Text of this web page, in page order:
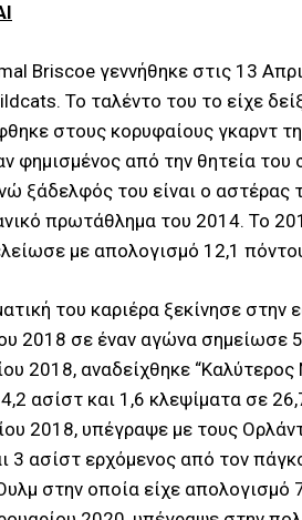
Briscoe γεννήθηκε στις 13
Το ταλέντο του το είχε
στους κορυφαίους γκαρντ
φημισμένος από την θητεία
ξάδελφός του είναι ο
πρωτάθλημα του 2014. Το
με απολογισμό 12,1
του καριέρα ξεκίνησε
2018 σε έναν αγώνα σημείωσε
2018, αναδείχθηκε
ασίστ και 1,6 κλεψίματα σε
2018, υπέγραψε με τους
3 ασίστ ερχόμενος από τον
στην οποία είχε απολογισμό